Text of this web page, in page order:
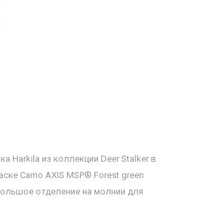
Harkila из коллекции Deer Stalker в
Camo AXIS MSP® Forest green
отделение на молнии для